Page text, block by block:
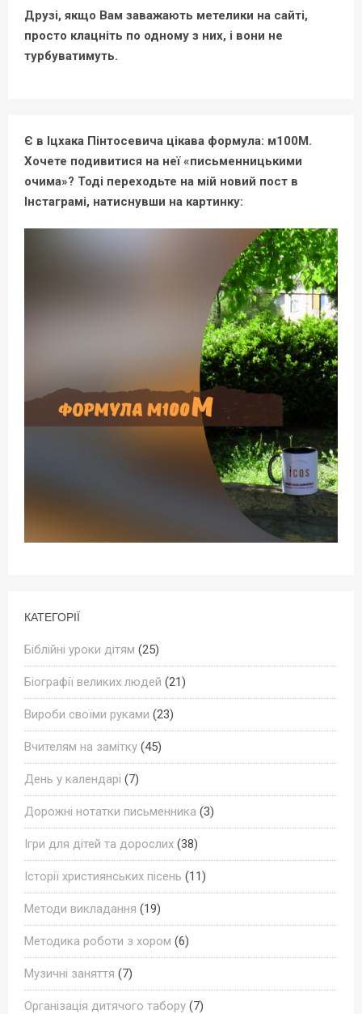
Друзі, якщо Вам заважають метелики на сайті,
просто клацніть по одному з них, і вони не
турбуватимуть.
Є в Іцхака Пінтосевича цікава формула: м100М.
Хочете подивитися на неї «письменницькими
очима»? Тоді переходьте на мій новий пост в
Інстаграмі, натиснувши на картинку:
КАТЕГОРІЇ
Біблійні уроки дітям (25)
Біографії великих людей (21)
Вироби своїми руками (23)
Вчителям на замітку (45)
День у календарі (7)
Дорожні нотатки письменника (3)
Ігри для дітей та дорослих (38)
Історії християнських пісень (11)
Методи викладання (19)
Методика роботи з хором (6)
Музичні заняття (7)
Організація дитячого табору (7)